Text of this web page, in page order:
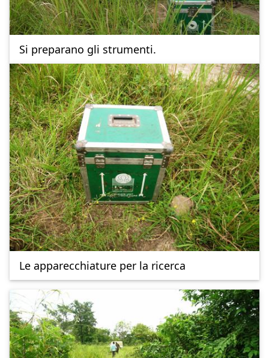
Si preparano gli strumenti.
Le apparecchiature per la ricerca